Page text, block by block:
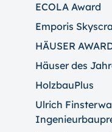
ECOLA Award
Emporis
HÄUSER
Häuser des
HolzbauPlus
Ulrich